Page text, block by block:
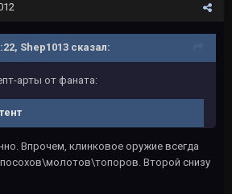
Shep1013 сказал:
арты от фаната:
Впрочем, клинковое оружие всегда
Второй снизу